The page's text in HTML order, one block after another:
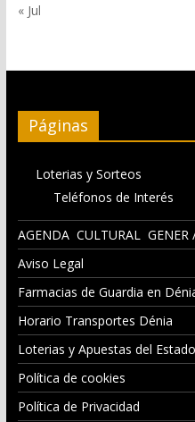
« Jul
Páginas
Loterias y Sorteos
Teléfonos de Interés
AGENDA CULTURAL GENER
Aviso Legal
Farmacias de Guardia en
Horario Transportes Dénia
Loterias y Apuestas del Estado
Política de cookies
Política de Privacidad